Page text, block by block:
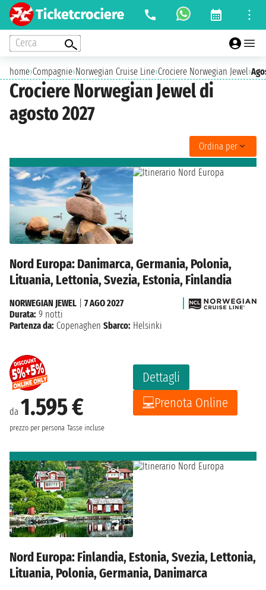
Cerca
home›Compagnie›Norwegian Cruise Line›Crociere Norwegian Jewel›
Crociere Norwegian Jewel di
agosto 2027
Ordina per
Nord Europa: Danimarca, Germania, Polonia,
Lituania, Lettonia, Svezia, Estonia, Finlandia
da 1.595 €
prezzo per persona Tasse incluse
Dettagli
Prenota Online
NORWEGIAN JEWEL
7 AGO 2027
Durata: 9 notti
Partenza da: Copenaghen Sbarco: Helsinki
Nord Europa: Finlandia, Estonia, Svezia, Lettonia,
Lituania, Polonia, Germania, Danimarca